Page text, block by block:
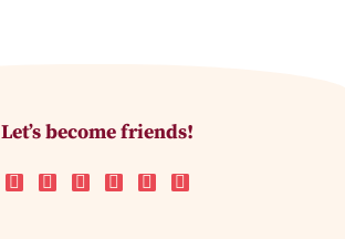
Let’s become friends!